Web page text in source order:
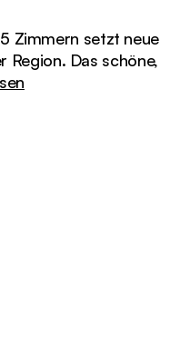
Zimmern setzt neue
Region. Das schöne,